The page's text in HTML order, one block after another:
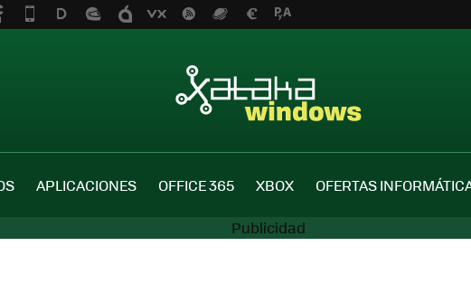
APLICACIONES OFFICE 365 XBOX OFERTAS